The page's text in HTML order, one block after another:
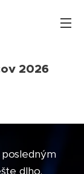
2026
dlho.